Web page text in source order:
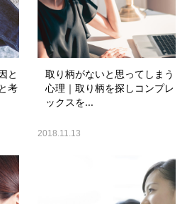
と
考
取り柄がないと思ってしまう
心理｜取り柄を探しコンプレ
ックスを...
2018.11.13